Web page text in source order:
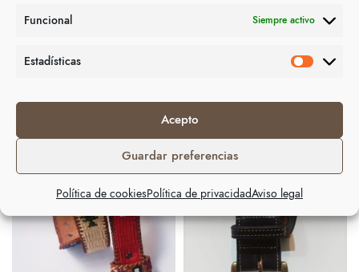
Funcional
Siempre activo
Estadísticas
Acepto
Guardar preferencias
Política de cookiesPolítica de privacidadAviso legal